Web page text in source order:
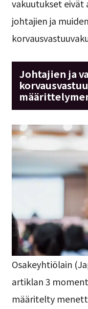
vakuutukset
johtajien ja
Johtajien ja
Osakeyhtiölain
artiklan 3
määritelty